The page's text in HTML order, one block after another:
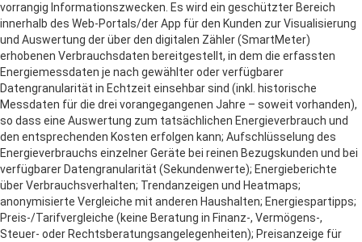
vorrangig Informationszwecken. Es wird ein geschützter Bereich
innerhalb des Web-Portals/der App für den Kunden zur Visualisierung
und Auswertung der über den digitalen Zähler (SmartMeter)
erhobenen Verbrauchsdaten bereitgestellt, in dem die erfassten
Energiemessdaten je nach gewählter oder verfügbarer
Datengranularität in Echtzeit einsehbar sind (inkl. historische
Messdaten für die drei vorangegangenen Jahre – soweit vorhanden),
so dass eine Auswertung zum tatsächlichen Energieverbrauch und
den entsprechenden Kosten erfolgen kann; Aufschlüsselung des
Energieverbrauchs einzelner Geräte bei reinen Bezugskunden und bei
verfügbarer Datengranularität (Sekundenwerte); Energieberichte
über Verbrauchsverhalten; Trendanzeigen und Heatmaps;
anonymisierte Vergleiche mit anderen Haushalten; Energiespartipps;
Preis-/Tarifvergleiche (keine Beratung in Finanz-, Vermögens-,
Steuer- oder Rechtsberatungsangelegenheiten); Preisanzeige für